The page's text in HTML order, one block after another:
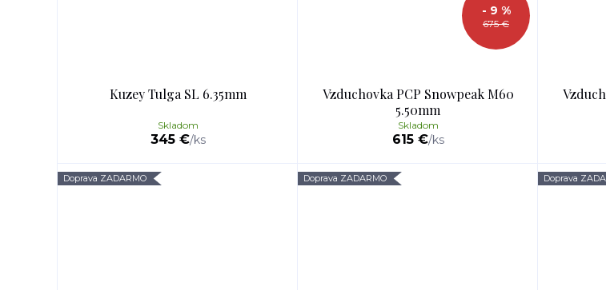
Kuzey Tulga SL 6.35mm
345 €/ks
Skladom
675 €
- 9 %
Vzduchovka PCP Snowpeak M60
5.50mm
615 €/ks
Skladom
Doprava ZADARMO Doprava ZADARMO Doprava